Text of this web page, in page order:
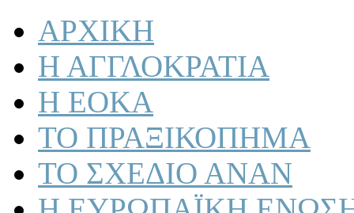
ΑΡΧΙΚΗ
Η ΑΓΓΛΟΚΡΑΤΙΑ
Η ΕΟΚΑ
ΤΟ ΠΡΑΞΙΚΟΠΗΜΑ
ΤΟ ΣΧΕΔΙΟ ΑΝΑΝ